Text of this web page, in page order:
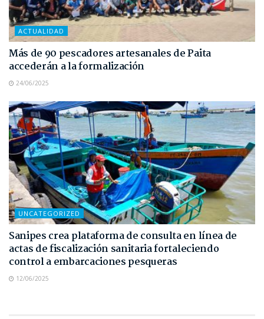
ACTUALIDAD
Más de 90 pescadores artesanales de Paita
accederán a la formalización
24/06/2025
UNCATEGORIZED
Sanipes crea plataforma de consulta en línea de
actas de fiscalización sanitaria fortaleciendo
control a embarcaciones pesqueras
12/06/2025